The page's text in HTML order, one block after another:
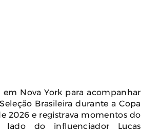
em Nova York para acompanhar
Brasileira durante a Copa
2026 e registrava momentos do
lado do influenciador Lucas